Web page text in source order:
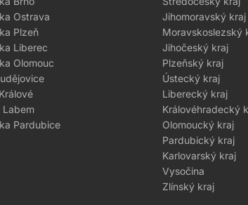
Ostrava
Plzeň
Liberec
Olomouc
Labem
Pardubice
Jihomoravský kraj
Moravskoslezský
Jihočeský kraj
Plzeňský kraj
Ústecký kraj
Liberecký kraj
Královéhradecký
Olomoucký kraj
Pardubický kraj
Karlovarský kraj
Vysočina
Zlínský kraj